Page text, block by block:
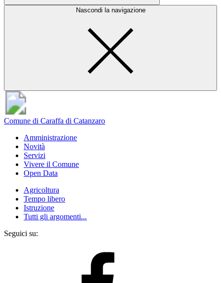
Nascondi la navigazione
Comune di Caraffa di Catanzaro
Amministrazione
Novità
Servizi
Vivere il Comune
Open Data
Agricoltura
Tempo libero
Istruzione
Tutti gli argomenti...
Seguici su: